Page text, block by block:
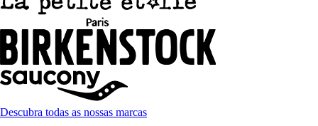
Descubra todas as nossas marcas